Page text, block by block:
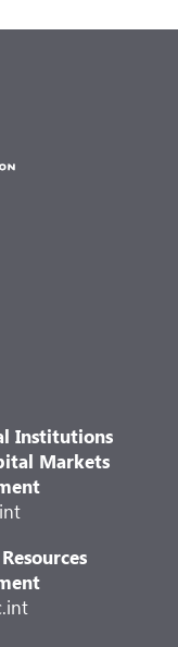
Institutions
Markets